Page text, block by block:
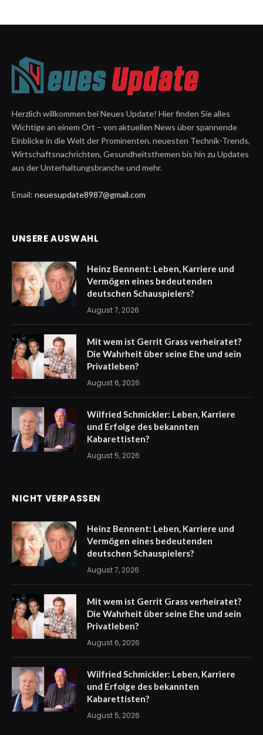
Herzlich willkommen bei Neues Update! Hier finden Sie alles
Wichtige an einem Ort – von aktuellen News über spannende
Einblicke in die Welt der Prominenten, neuesten Technik-Trends,
Wirtschaftsnachrichten, Gesundheitsthemen bis hin zu Updates
aus der Unterhaltungsbranche und mehr.
Email: neuesupdate8987@gmail.com
UNSERE AUSWAHL
Heinz Bennent: Leben, Karriere und
Vermögen eines bedeutenden
deutschen Schauspielers?
August 7, 2026
Mit wem ist Gerrit Grass verheiratet?
Die Wahrheit über seine Ehe und sein
Privatleben?
August 6, 2026
Wilfried Schmickler: Leben, Karriere
und Erfolge des bekannten
Kabarettisten?
August 5, 2026
NICHT VERPASSEN
Heinz Bennent: Leben, Karriere und
Vermögen eines bedeutenden
deutschen Schauspielers?
August 7, 2026
Mit wem ist Gerrit Grass verheiratet?
Die Wahrheit über seine Ehe und sein
Privatleben?
August 6, 2026
Wilfried Schmickler: Leben, Karriere
und Erfolge des bekannten
Kabarettisten?
August 5, 2026